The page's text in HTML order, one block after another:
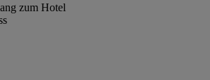
zum Hotel